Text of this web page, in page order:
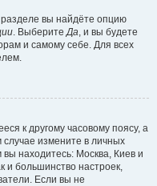
вы найдёте опцию
. ВыберитеДа, и вы будете
и самому себе. Для всех
к другому часовому поясу, а
случае измените в личных
вы находитесь: Москва, Киев и
и большинство настроек,
Если вы не